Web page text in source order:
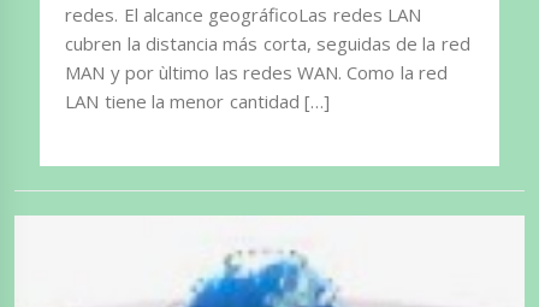
redes. El alcance geográficoLas redes LAN
cubren la distancia más corta, seguidas de la red
MAN y por ùltimo las redes WAN. Como la red
LAN tiene la menor cantidad […]